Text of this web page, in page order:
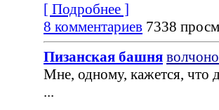
[ Подробнее ]
8 комментариев 7338
Пизанская башня
Мне, одному, кажется, что
...